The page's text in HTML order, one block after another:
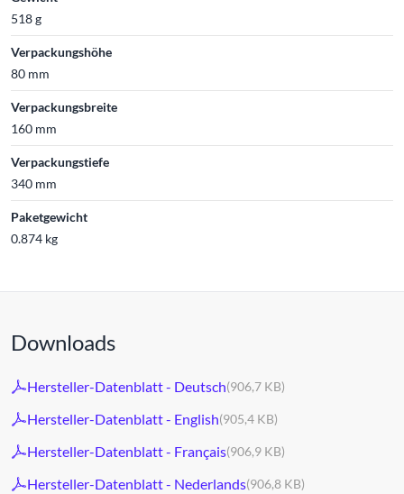
518 g
Verpackungshöhe
80 mm
Verpackungsbreite
160 mm
Verpackungstiefe
340 mm
Paketgewicht
0.874 kg
Downloads
Hersteller-Datenblatt - Deutsch(906,7 KB)
Hersteller-Datenblatt - English(905,4 KB)
Hersteller-Datenblatt - Français(906,9 KB)
Hersteller-Datenblatt - Nederlands(906,8 KB)